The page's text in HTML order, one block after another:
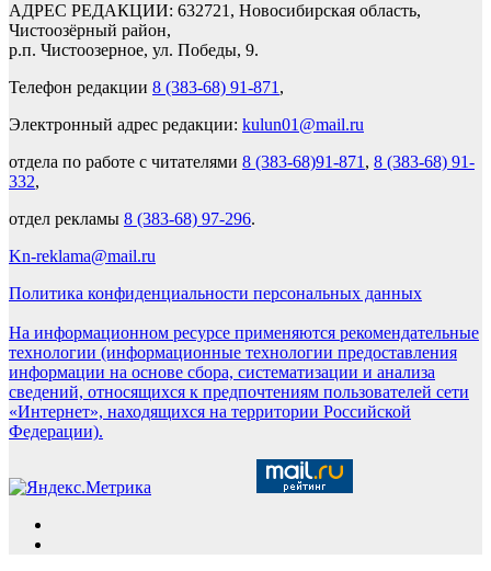
АДРЕС РЕДАКЦИИ: 632721, Новосибирская область,
Чистоозёрный район,
р.п. Чистоозерное, ул. Победы, 9.
Телефон редакции 8 (383-68) 91-871 ,
Электронный адрес редакции: kulun01@mail.ru
отдела по работе с читателями 8 (383-68)91-871 , 8 (383-68) 91-
332,
отдел рекламы 8 (383-68) 97-296.
Kn-reklama@mail.ru
Политика конфиденциальности персональных данных
На информационном ресурсе применяются рекомендательные
технологии (информационные технологии предоставления
информации на основе сбора, систематизации и анализа
сведений, относящихся к предпочтениям пользователей сети
«Интернет», находящихся на территории Российской
Федерации).